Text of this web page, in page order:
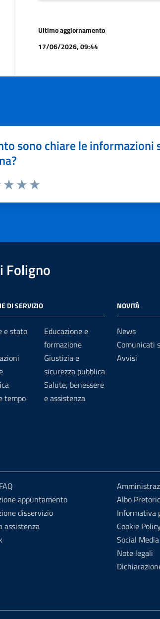
Ultimo aggiornamento
17/06/2026, 09:44
sono chiare le informazioni
Foligno
DI SERVIZIO
e stato
tempo
Educazione e
formazione
Giustizia e
sicurezza pubblica
Salute, benessere
e assistenza
NOVITÀ
News
Comunicati
Avvisi
appuntamento
disservizio
assistenza
Albo
Informativa
Cookie
Social Media
Note legali